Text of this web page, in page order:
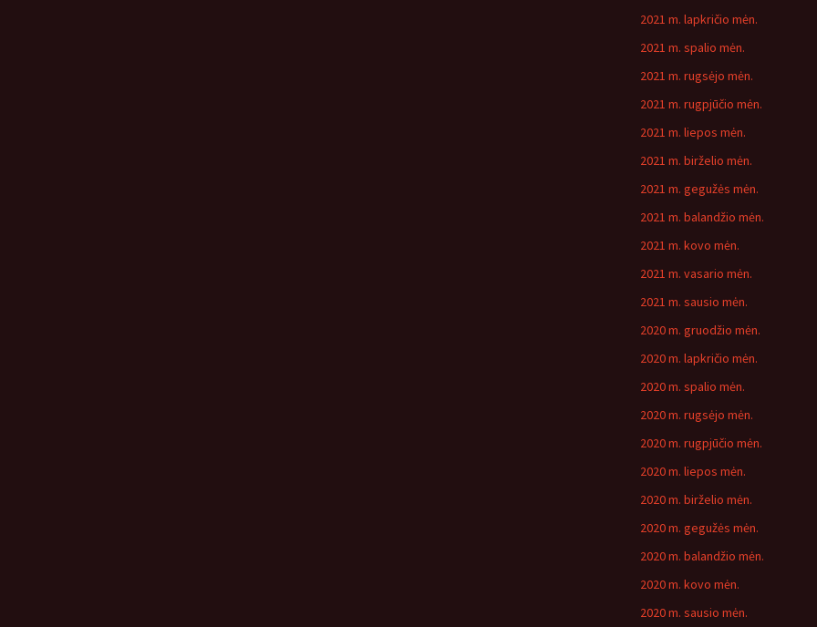
2021 m. lapkričio mėn.
2021 m. spalio mėn.
2021 m. rugsėjo mėn.
2021 m. rugpjūčio mėn.
2021 m. liepos mėn.
2021 m. birželio mėn.
2021 m. gegužės mėn.
2021 m. balandžio mėn.
2021 m. kovo mėn.
2021 m. vasario mėn.
2021 m. sausio mėn.
2020 m. gruodžio mėn.
2020 m. lapkričio mėn.
2020 m. spalio mėn.
2020 m. rugsėjo mėn.
2020 m. rugpjūčio mėn.
2020 m. liepos mėn.
2020 m. birželio mėn.
2020 m. gegužės mėn.
2020 m. balandžio mėn.
2020 m. kovo mėn.
2020 m. sausio mėn.